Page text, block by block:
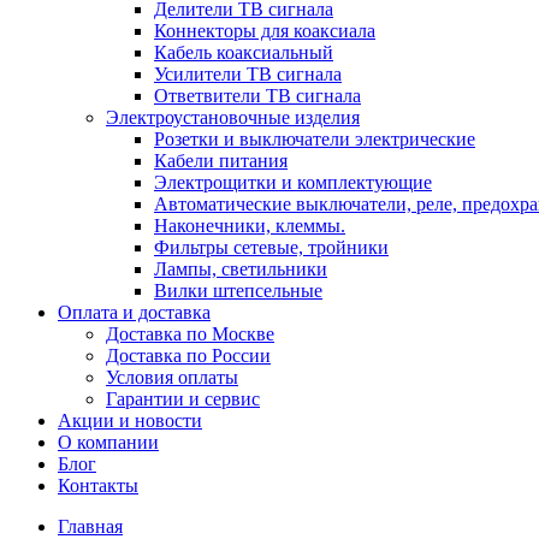
Делители ТВ сигнала
Коннекторы для коаксиала
Кабель коаксиальный
Усилители ТВ сигнала
Ответвители ТВ сигнала
Электроустановочные изделия
Розетки и выключатели электрические
Кабели питания
Электрощитки и комплектующие
Автоматические выключатели, реле,
Наконечники, клеммы.
Фильтры сетевые, тройники
Лампы, светильники
Вилки штепсельные
Оплата и доставка
Доставка по Москве
Доставка по России
Условия оплаты
Гарантии и сервис
Акции и новости
О компании
Блог
Контакты
Главная